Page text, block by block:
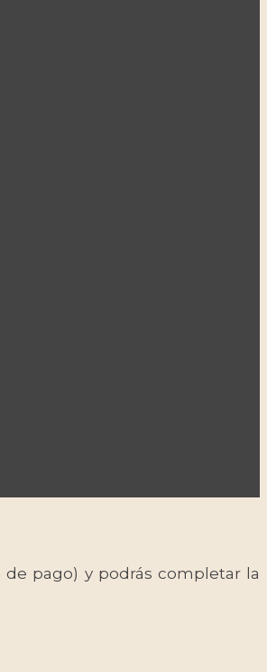
pago) y podrás completar la